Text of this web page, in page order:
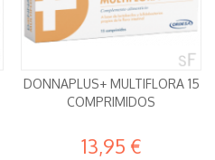
DONNAPLUS+ MULTIFLORA 15
COMPRIMIDOS
13,95 €